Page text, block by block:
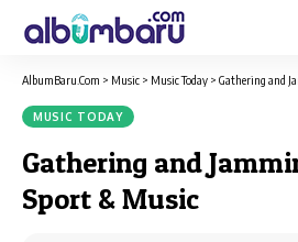
AlbumBaru.Com > Music > Music Today > Gathering and
MUSIC TODAY
Gathering and
Sport & Music